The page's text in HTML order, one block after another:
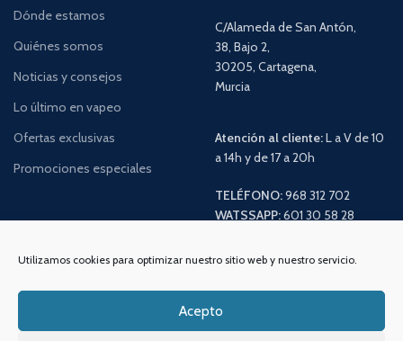
Utilizamos cookies para optimizar nuestro sitio web y nuestro servicio.
Acepto
Dónde estamos
Quiénes somos
Noticias y consejos
Lo último en vapeo
Ofertas exclusivas
Promociones especiales
C/Alameda de San Antón,
38, Bajo 2,
30205, Cartagena,
Murcia
Atención al cliente:L a V de 10
a 14h y de 17 a 20h
TELÉFONO:968 312 702
WATSSAPP:601 30 58 28